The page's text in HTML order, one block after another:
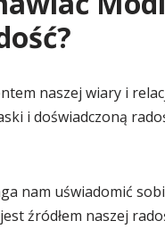
naszej wiary i
i doświadczoną
nam uświadomić
źródłem naszej